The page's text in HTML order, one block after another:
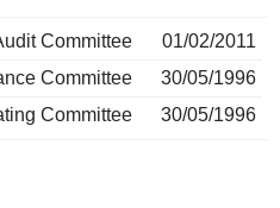
Committee
01/02/2011
Committee
30/05/1996
Committee
30/05/1996